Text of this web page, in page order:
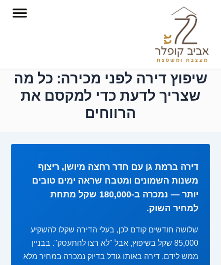
שיפוץ דירה לפני מכירה: כל מה
שצריך לדעת כדי למקסם את
הרווחים
דירה ברמת גן עם חדר רחצה מיושן, ריצוף
משנות השמונים ומטבח שראה ימים טובים
יותר — נמכרה ב-180,000 שקל מתחת
למחיר השוק.
שלושה חודשים קודם לכן, בעלי הדירה שקלו להשקיע
85,000 שקל בשיפוץ, אבל "לא רצו להתעסק". בבניין
ממש לידם, דירה באותו גודל בדיוק נמכרה במחיר מלא